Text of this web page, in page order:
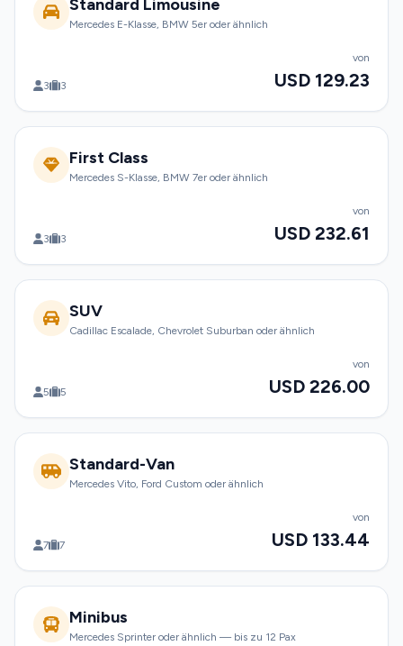
Standard Limousine
Mercedes E-Klasse, BMW 5er oder ähnlich
3 3
von
USD 129.23
First Class
Mercedes S-Klasse, BMW 7er oder ähnlich
3 3
von
USD 232.61
SUV
Cadillac Escalade, Chevrolet Suburban oder ähnlich
5 5
von
USD 226.00
Standard-Van
Mercedes Vito, Ford Custom oder ähnlich
7 7
von
USD 133.44
Minibus
Mercedes Sprinter oder ähnlich — bis zu 12 Pax